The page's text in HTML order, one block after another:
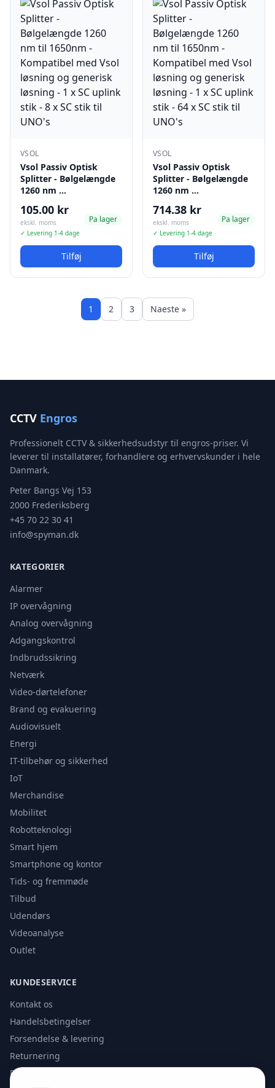
VSOL
Vsol Passiv Optisk
Splitter - Bølgelængde
1260 nm …
105.00 kr
ekskl. moms
✓ Levering 1-4 dage
Pa lager
Tilføj
VSOL
Vsol Passiv Optisk
Splitter - Bølgelængde
1260 nm …
714.38 kr
ekskl. moms
✓ Levering 1-4 dage
Pa lager
Tilføj
1 2 3 Naeste »
CCTV Engros
Professionelt CCTV & sikkerhedsudstyr til engros-priser. Vi
leverer til installatører, forhandlere og erhvervskunder i hele
Danmark.
Peter Bangs Vej 153
2000 Frederiksberg
+45 70 22 30 41
info@spyman.dk
KATEGORIER
Alarmer
IP overvågning
Analog overvågning
Adgangskontrol
Indbrudssikring
Netværk
Video-dørtelefoner
Brand og evakuering
Audiovisuelt
Energi
IT-tilbehør og sikkerhed
IoT
Merchandise
Mobilitet
Robotteknologi
Smart hjem
Smartphone og kontor
Tids- og fremmøde
Tilbud
Udendørs
Videoanalyse
Outlet
KUNDESERVICE
Kontakt os
Handelsbetingelser
Forsendelse & levering
Returnering
Privatlivspolitik